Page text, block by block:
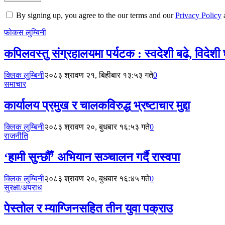
By signing up, you agree to the our terms and ourPrivacy Policy
फोकस लुम्बिनी
कपिलवस्तु संग्रहालयमा पर्यटक : स्वदेशी बढे, विदेशी
क्लिक लुम्बिनी२०८३ श्रावण २१, बिहीबार १३:५३ गते0
समाचार
कार्यालय प्रमुख र चालकविरुद्ध भ्रष्टाचार मुद्दा
क्लिक लुम्बिनी२०८३ श्रावण २०, बुधबार १६:५३ गते0
राजनीति
‘हामी सुन्छौँ’ अभियान सञ्चालन गर्दै रास्वपा
क्लिक लुम्बिनी२०८३ श्रावण २०, बुधबार १६:४५ गते0
सुरक्षा/अपराध
पेस्तोल र म्याग्जिनसहित तीन युवा पक्राउ